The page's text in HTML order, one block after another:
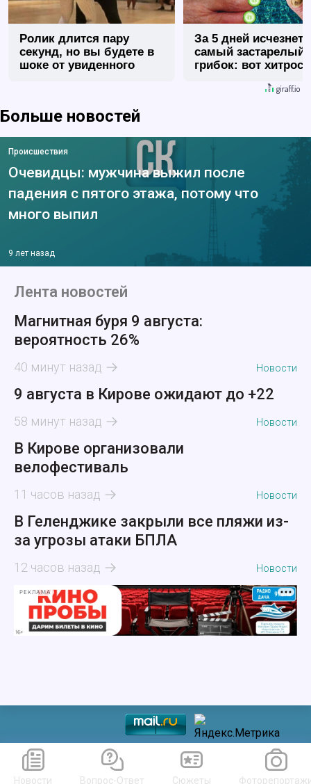
Ролик длится пару
секунд, но вы будете в
шоке от увиденного
За 5 дней исчезнет
самый застарелый
грибок: вот
Больше новостей
Происшествия
Очевидцы: мужчина выжил после
падения с пятого этажа, потому что
много выпил
9 лет назад
Лента новостей
Магнитная буря 9 августа:
вероятность 26%
40 минут назад Новости
9 августа в Кирове ожидают до +22
58 минут назад Новости
В Кирове организовали
велофестиваль
11 часов назад Новости
В Геленджике закрыли все пляжи из-
за угрозы атаки БПЛА
12 часов назад Новости
РЕКЛАМА
Новости Вопрос-Ответ Сюжеты